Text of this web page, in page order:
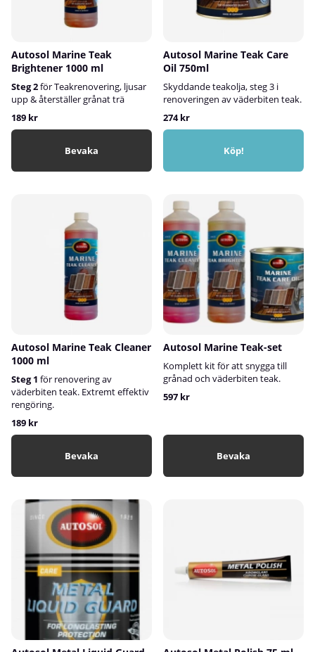
Autosol Marine Teak
Brightener 1000 ml
Steg 2för Teakrenovering, ljusar
upp & återställer grånat trä
189 kr
Bevaka
Autosol Marine Teak Care
Oil 750ml
Skyddande teakolja, steg 3 i
renoveringen av väderbiten teak.
274 kr
Köp!
Autosol Marine Teak Cleaner
1000 ml
Steg 1 för renovering av
väderbiten teak. Extremt effektiv
rengöring.
189 kr
Bevaka
Autosol Marine Teak-set
Komplett kit för att snygga till
grånad och väderbiten teak.
597 kr
Bevaka